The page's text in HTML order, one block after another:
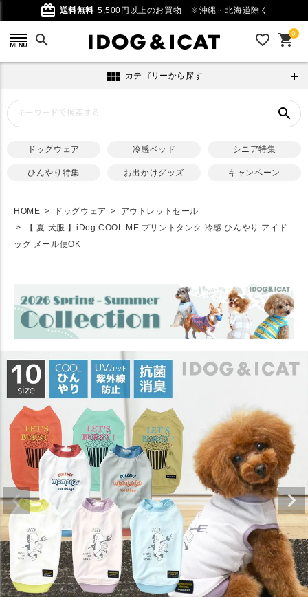
card_giftcard 送料無料 5,500円以上のお買物 ※沖縄・北海道除く
search favorite_outline 0
shopping_cart
view_module カテゴリーから探す
search
ドッグウェア 冷感ベッド シニア特集
ひんやり特集 お出かけグッズ キャンペーン
HOME ドッグウェア
アウトレットセール
【 夏 犬服 】iDog COOL ME プリントタンク 冷感 ひんやり アイド
ッグ メール便OK